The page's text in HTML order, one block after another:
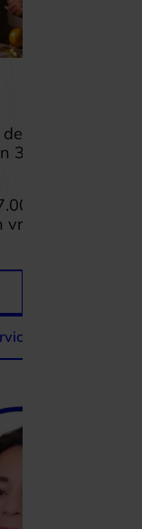
3 werkdagen
uur helpen